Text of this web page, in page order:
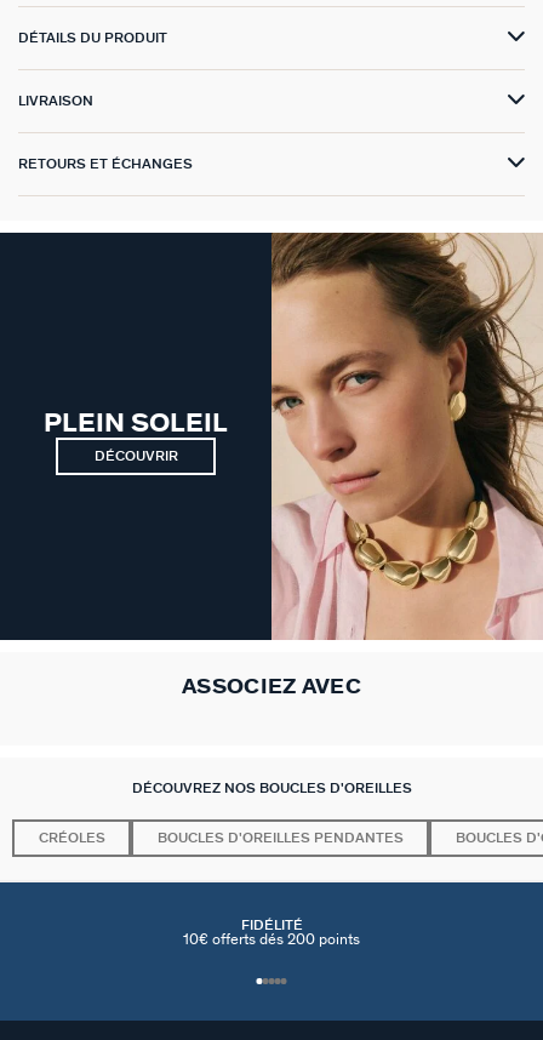
VICTOIRE
DÉTAILS DU PRODUIT
LIVRAISON
RETOURS ET ÉCHANGES
PLEIN SOLEIL
DÉCOUVRIR
ASSOCIEZ AVEC
DÉCOUVREZ NOS BOUCLES D'OREILLES
CRÉOLES BOUCLES D'OREILLES PENDANTES BOUCLES
FIDÉLITÉ
10€ offerts dés 200 points